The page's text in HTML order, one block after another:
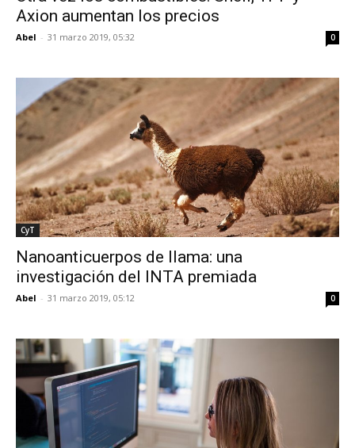
Axion aumentan los precios
Abel - 31 marzo 2019, 05:32 0
CyT
Nanoanticuerpos de llama: una
investigación del INTA premiada
Abel - 31 marzo 2019, 05:12 0